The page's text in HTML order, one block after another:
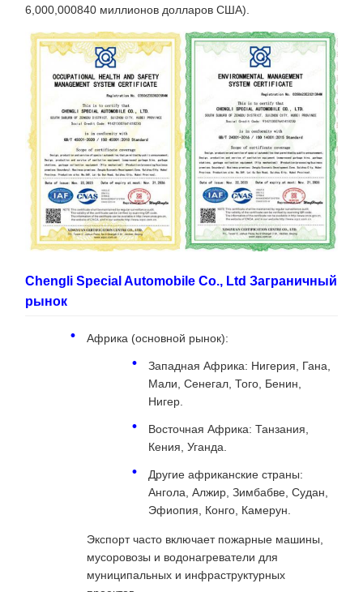
6,000,000840 миллионов долларов США).
Chengli Special Automobile Co., Ltd Заграничный
рынок
Африка (основной рынок):
Западная Африка: Нигерия, Гана,
Мали, Сенегал, Того, Бенин,
Нигер.
Восточная Африка: Танзания,
Кения, Уганда.
Другие африканские страны:
Ангола, Алжир, Зимбабве, Судан,
Эфиопия, Конго, Камерун.
Экспорт часто включает пожарные машины,
мусоровозы и водонагреватели для
муниципальных и инфраструктурных